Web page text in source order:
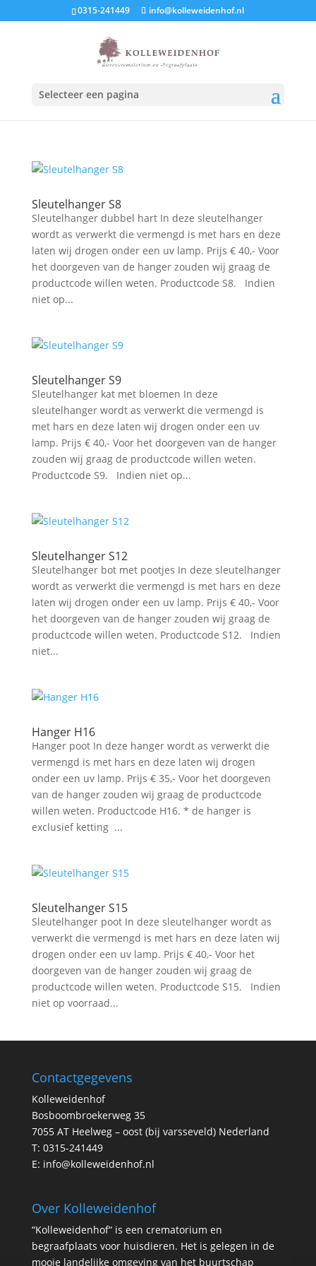
0315-241449 info@kolleweidenhof.nl
Selecteer een pagina
Sleutelhanger S8
Sleutelhanger dubbel hart In deze sleutelhanger
wordt as verwerkt die vermengd is met hars en deze
laten wij drogen onder een uv lamp. Prijs € 40,- Voor
het doorgeven van de hanger zouden wij graag de
productcode willen weten. Productcode S8. Indien
niet op...
Sleutelhanger S9
Sleutelhanger kat met bloemen In deze
sleutelhanger wordt as verwerkt die vermengd is
met hars en deze laten wij drogen onder een uv
lamp. Prijs € 40,- Voor het doorgeven van de hanger
zouden wij graag de productcode willen weten.
Productcode S9. Indien niet op...
Sleutelhanger S12
Sleutelhanger bot met pootjes In deze sleutelhanger
wordt as verwerkt die vermengd is met hars en deze
laten wij drogen onder een uv lamp. Prijs € 40,- Voor
het doorgeven van de hanger zouden wij graag de
productcode willen weten. Productcode S12. Indien
niet...
Hanger H16
Hanger poot In deze hanger wordt as verwerkt die
vermengd is met hars en deze laten wij drogen
onder een uv lamp. Prijs € 35,- Voor het doorgeven
van de hanger zouden wij graag de productcode
willen weten. Productcode H16. * de hanger is
exclusief ketting ...
Sleutelhanger S15
Sleutelhanger poot In deze sleutelhanger wordt as
verwerkt die vermengd is met hars en deze laten wij
drogen onder een uv lamp. Prijs € 40,- Voor het
doorgeven van de hanger zouden wij graag de
productcode willen weten. Productcode S15. Indien
niet op voorraad...
Contactgegevens
Kolleweidenhof
Bosboombroekerweg 35
7055 AT Heelweg – oost (bij varsseveld) Nederland
T: 0315-241449
E: info@kolleweidenhof.nl
Over Kolleweidenhof
“Kolleweidenhof“ is een crematorium en
begraafplaats voor huisdieren. Het is gelegen in de
mooie landelijke omgeving van het buurtschap